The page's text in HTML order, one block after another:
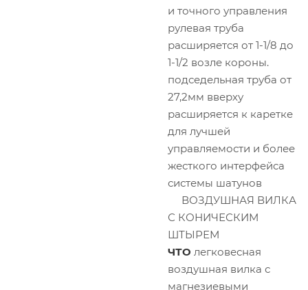
и точного управления
рулевая труба
расширяется от 1-1/8 до
1-1/2 возле короны.
подседельная труба от
27,2мм вверху
расширяется к каретке
для лучшей
управляемости и более
жесткого интерфейса
системы шатунов
ВОЗДУШНАЯ ВИЛКА
С КОНИЧЕСКИМ
ШТЫРЕМ
ЧТО легковесная
воздушная вилка с
магнезиевыми